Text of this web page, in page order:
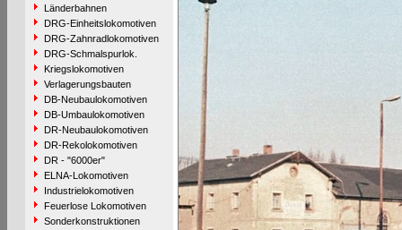
Länderbahnen
DRG-Einheitslokomotiven
DRG-Zahnradlokomotiven
DRG-Schmalspurlok.
Kriegslokomotiven
Verlagerungsbauten
DB-Neubaulokomotiven
DB-Umbaulokomotiven
DR-Neubaulokomotiven
DR-Rekolokomotiven
DR - "6000er"
ELNA-Lokomotiven
Industrielokomotiven
Feuerlose Lokomotiven
Sonderkonstruktionen